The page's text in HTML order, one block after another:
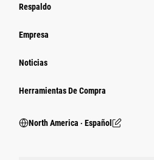
Respaldo
Empresa
Noticias
Herramientas De Compra
North America ‧ Español